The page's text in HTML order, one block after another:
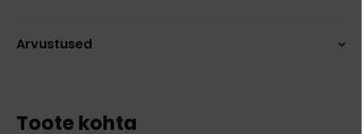
Arvustused
Toote kohta